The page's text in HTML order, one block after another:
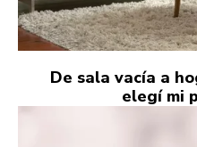
De sala vacía a
elegí mi